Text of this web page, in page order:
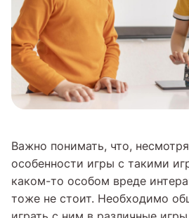
Важно понимать, что,
особенности игры с такими
каком-то особом вреде
тоже не стоит. Необходимо